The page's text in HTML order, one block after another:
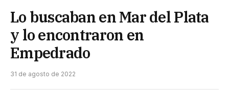
Lo buscaban en Mar del Plata
y lo encontraron en
Empedrado
31 de agosto de 2022